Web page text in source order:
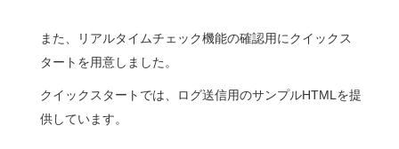
また、リアルタイムチェック機能の確認用にクイックス
タートを用意しました。
クイックスタートでは、ログ送信用のサンプルHTMLを提
供しています。